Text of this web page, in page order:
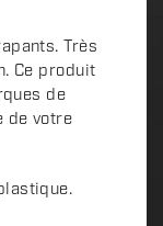
Très
Ce produit
de
de votre